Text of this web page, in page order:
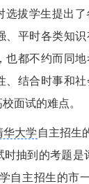
选拔学生提出
、平时各类知
也都不约而同
、结合时事和
面试的难点。
华大学 自主招生
抽到的考题是
自主招生的市